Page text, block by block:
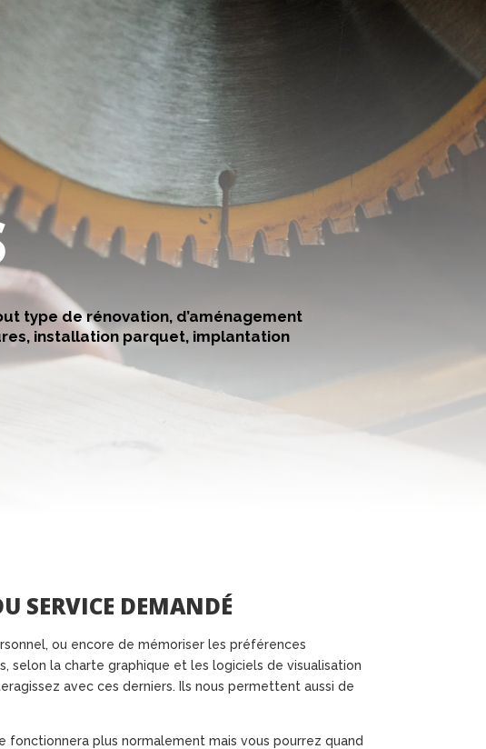
type de rénovation, d’aménagement
, installation parquet, implantation
SERVICE DEMANDÉ
ou encore de mémoriser les préférences
selon la charte graphique et les logiciels de visualisation
avec ces derniers. Ils nous permettent aussi de
plus normalement mais vous pourrez quand